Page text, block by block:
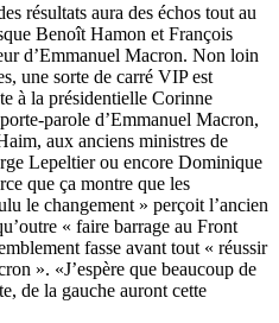
résultats aura des échos tout au
Benoît Hamon et François
d’Emmanuel Macron. Non loin
une sorte de carré VIP est
à la présidentielle Corinne
parole d’Emmanuel Macron,
aux anciens ministres de
Lepeltier ou encore Dominique
que ça montre que les
le changement » perçoit l’ancien
« faire barrage au Front
fasse avant tout « réussir
». «J’espère que beaucoup de
de la gauche auront cette